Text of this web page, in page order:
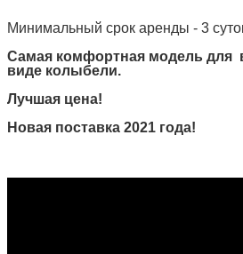
Минимальный срок аренды - 3
Самая комфортная модель для
виде колыбели.
Лучшая цена!
Новая поставка 2021 года!